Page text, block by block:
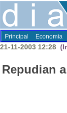
Principal Economia
21-11-2003 12:28
Repudian